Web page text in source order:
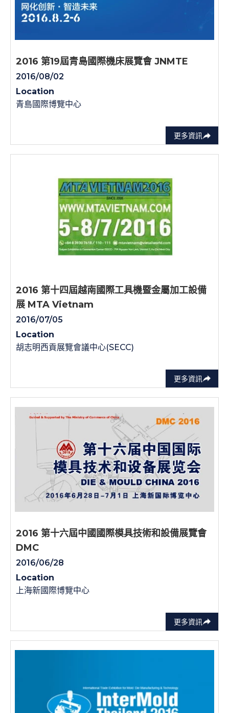
更多資訊
2016 第19屆青島國際機床展覽會 JNMTE
2016/08/02
Location
青島國際博覽中心
更多資訊
2016 第十四屆越南國際工具機暨金屬加工設備
展 MTA Vietnam
2016/07/05
Location
胡志明西貢展覽會議中心(SECC)
更多資訊
2016 第十六屆中國國際模具技術和設備展覽會
DMC
2016/06/28
Location
上海新國際博覽中心